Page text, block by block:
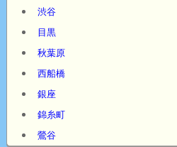
渋谷
目黒
秋葉原
西船橋
銀座
錦糸町
鶯谷